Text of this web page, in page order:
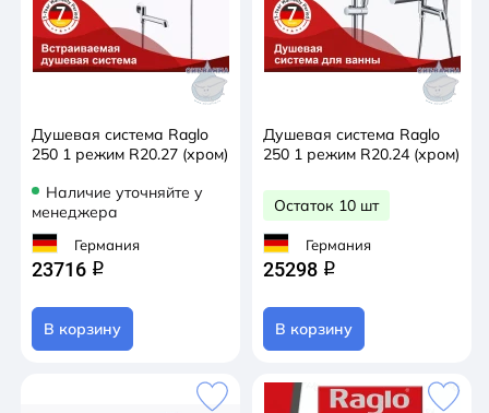
Душевая система Raglo
250 1 режим R20.27 (хром)
Наличие уточняйте у
менеджера
Германия
23716 q
В корзину
Душевая система Raglo
250 1 режим R20.24 (хром)
Остаток 10 шт
Германия
25298 q
В корзину